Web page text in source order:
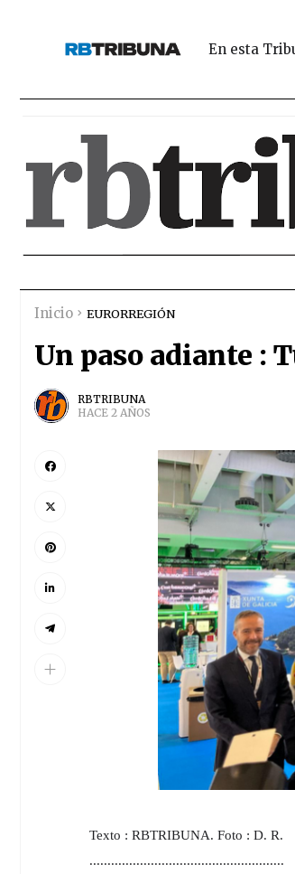
En esta
Inicio EURORREGIÓN
Un paso adiante :
RBTRIBUNA
HACE 2 AÑOS
Texto : RBTRIBUNA. Foto : D. R.
......................................................